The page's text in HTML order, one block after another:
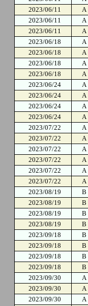
2023/06/11
A
2023/06/11
A
2023/06/11
A
2023/06/18
A
2023/06/18
A
2023/06/18
A
2023/06/18
A
2023/06/24
A
2023/06/24
A
2023/06/24
A
2023/06/24
A
2023/07/22
A
2023/07/22
A
2023/07/22
A
2023/07/22
A
2023/07/22
A
2023/07/22
A
2023/08/19
B
2023/08/19
B
2023/08/19
B
2023/08/19
B
2023/09/18
B
2023/09/18
B
2023/09/18
B
2023/09/18
B
2023/09/30
A
2023/09/30
A
2023/09/30
A